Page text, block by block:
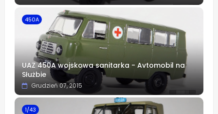
450A
UAZ 450A wojskowa sanitarka - Avtomobil na
Służbie
Grudzień 07, 2015
1/43